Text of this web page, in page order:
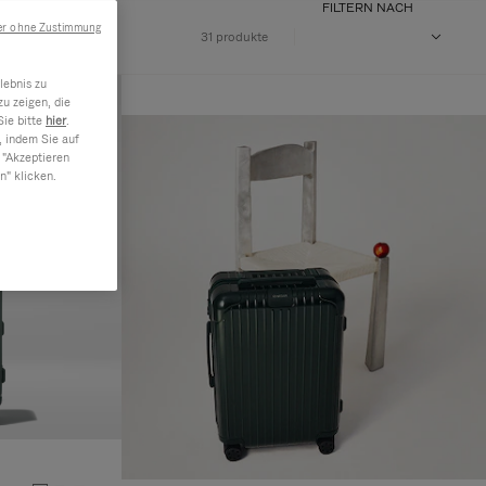
31 produkte
FILTERN NACH
zu
zeigen, die
bitte hier.
indem Sie auf
klicken.
ohne Zustimmung